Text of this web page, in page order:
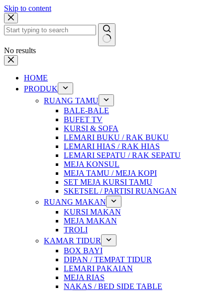
Skip to content
No results
HOME
PRODUK
RUANG TAMU
BALE-BALE
BUFET TV
KURSI & SOFA
LEMARI BUKU / RAK BUKU
LEMARI HIAS / RAK HIAS
LEMARI SEPATU / RAK SEPATU
MEJA KONSUL
MEJA TAMU / MEJA KOPI
SET MEJA KURSI TAMU
SKETSEL / PARTISI RUANGAN
RUANG MAKAN
KURSI MAKAN
MEJA MAKAN
TROLI
KAMAR TIDUR
BOX BAYI
DIPAN / TEMPAT TIDUR
LEMARI PAKAIAN
MEJA RIAS
NAKAS / BED SIDE TABLE